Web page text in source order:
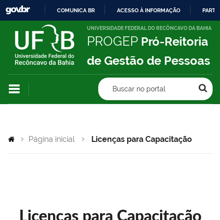
IR
PARA
CONTEÚDO
COMUNICA BR ACESSO À INFORMAÇÃO
UNIVERSIDADE FEDERAL DO RECÔNCAVO DA BAHIA
PROGEP Pró-Reitoria
de Gestão de Pessoas
Buscar no portal
Página inicial Licenças para Capacitação
Licenças para Capacitação